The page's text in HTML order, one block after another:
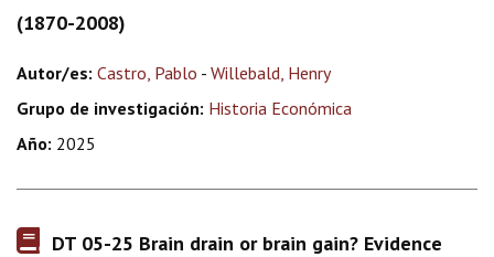
(1870-2008)
Autor/es: Castro, Pablo - Willebald, Henry
Grupo de investigación: Historia Económica
Año: 2025
DT 05-25 Brain drain or brain gain? Evidence